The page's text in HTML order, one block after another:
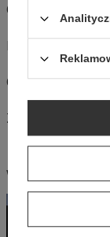
OPIS
MATERIAŁY I
OPINIE
ZAPYTAJ O
W podobnym
BESTSELLER